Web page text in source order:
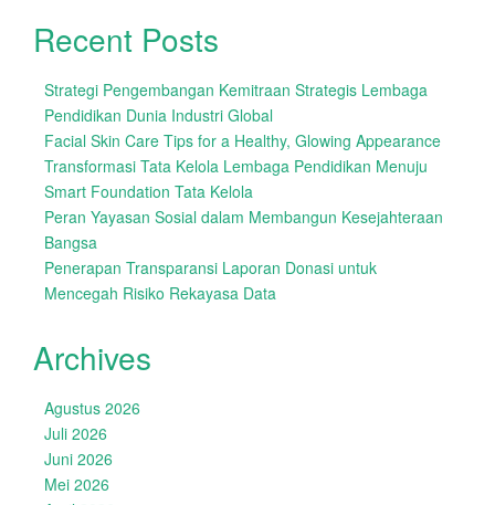
Recent Posts
Strategi Pengembangan Kemitraan Strategis Lembaga
Pendidikan Dunia Industri Global
Facial Skin Care Tips for a Healthy, Glowing Appearance
Transformasi Tata Kelola Lembaga Pendidikan Menuju
Smart Foundation Tata Kelola
Peran Yayasan Sosial dalam Membangun Kesejahteraan
Bangsa
Penerapan Transparansi Laporan Donasi untuk
Mencegah Risiko Rekayasa Data
Archives
Agustus 2026
Juli 2026
Juni 2026
Mei 2026